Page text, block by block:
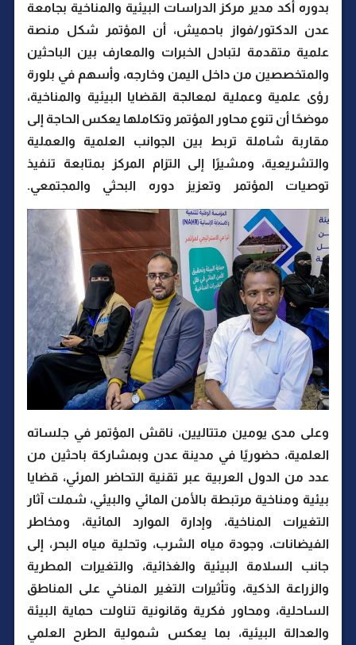
بدوره أكد مدير مركز الدراسات البيئية والمناخية بجامعة
عدن الدكتور/فواز باحميش، أن المؤتمر شكل منصة
علمية متقدمة لتبادل الخبرات والمعارف بين الباحثين
والمتخصصين من داخل اليمن وخارجه، وأسهم في بلورة
رؤى علمية وعملية لمعالجة القضايا البيئية والمناخية،
موضحًا أن تنوع محاور المؤتمر وتكاملها يعكس الحاجة إلى
مقاربة شاملة تربط بين الجوانب العلمية والعملية
والتشريعية، ومشيرًا إلى التزام المركز بمتابعة تنفيذ
توصيات المؤتمر وتعزيز دوره البحثي والمجتمعي.
وعلى مدى يومين متتاليين، ناقش المؤتمر في جلساته
العلمية، حضوريًا في مدينة عدن وبمشاركة باحثين من
عدد من الدول العربية عبر تقنية التحاضر المرئي، قضايا
بيئية ومناخية مرتبطة بالأمن المائي والبيئي، شملت آثار
التغيرات المناخية، وإدارة الموارد المائية، ومخاطر
الفيضانات، وجودة مياه الشرب، وتحلية مياه البحر، إلى
جانب السلامة البيئية والغذائية، والتغيرات المطرية
والزراعة الذكية، وتأثيرات التغير المناخي على المناطق
الساحلية، ومحاور فكرية وقانونية تناولت حماية البيئة
والعدالة البيئية، بما يعكس شمولية الطرح العلمي